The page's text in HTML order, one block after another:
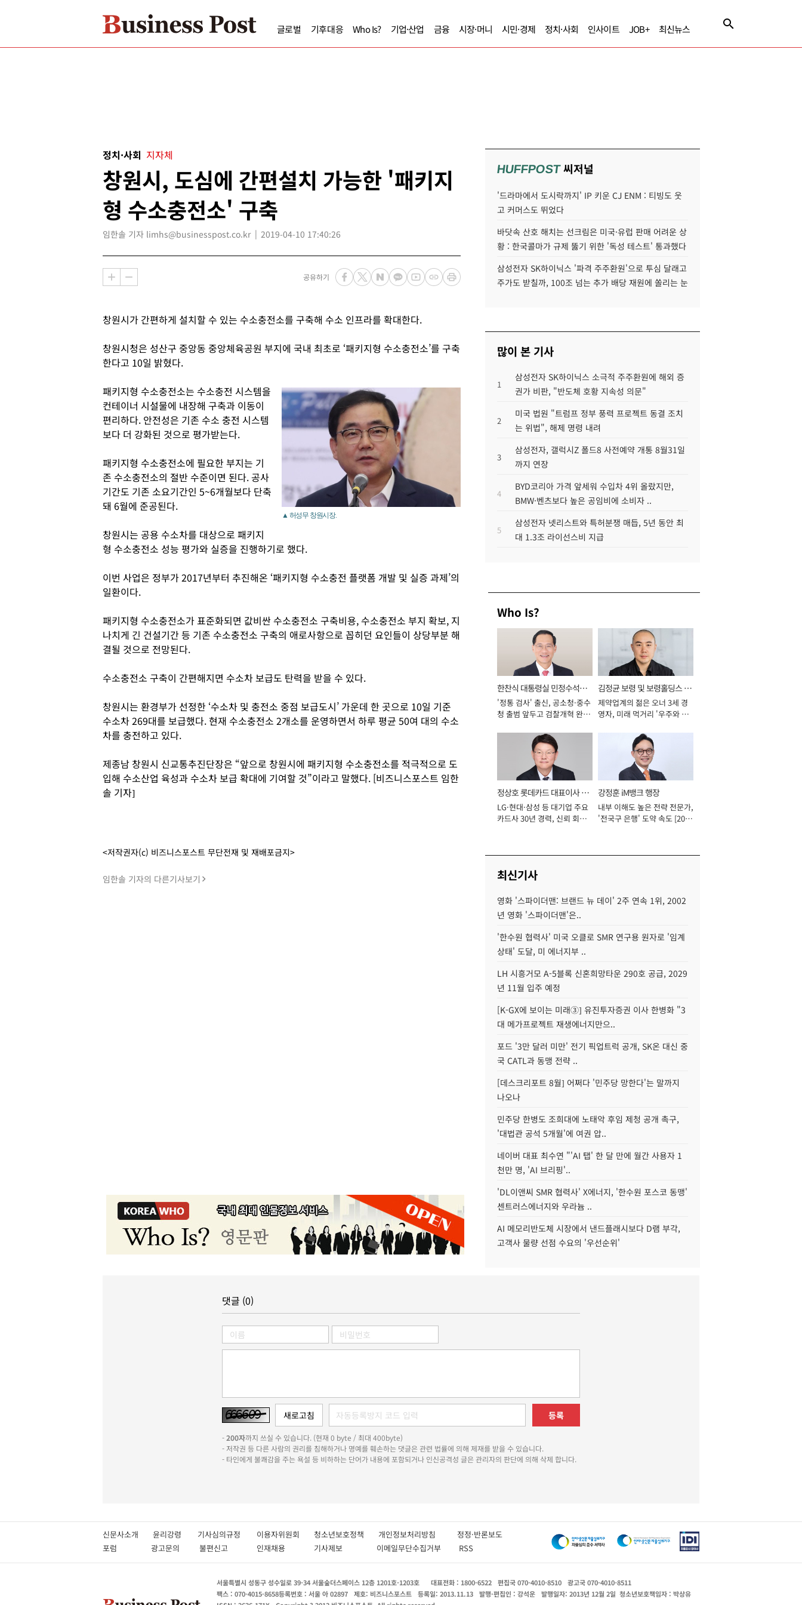
글로벌 기후대응 Who Is? 기업·산업 금융 시장·머니 시민·경제 정치·사회 인사이트 JOB+ 최신뉴스
정치·사회 지자체
창원시, 도심에 간편설치 가능한 '패키지
형 수소충전소' 구축
임한솔 기자 limhs@businesspost.co.kr 2019-04-10 17:40:26
공유하기
창원시가 간편하게 설치할 수 있는 수소충전소를 구축해 수소 인프라를 확대한다.
창원시청은 성산구 중앙동 중앙체육공원 부지에 국내 최초로 ‘패키지형 수소충전소’를 구축
한다고 10일 밝혔다.
▲ 허성무 창원시장.
패키지형 수소충전소는 수소충전 시스템을
컨테이너 시설물에 내장해 구축과 이동이
편리하다. 안전성은 기존 수소 충전 시스템
보다 더 강화된 것으로 평가받는다.
패키지형 수소충전소에 필요한 부지는 기
존 수소충전소의 절반 수준이면 된다. 공사
기간도 기존 소요기간인 5~6개월보다 단축
돼 6월에 준공된다.
창원시는 공용 수소차를 대상으로 패키지
형 수소충전소 성능 평가와 실증을 진행하기로 했다.
이번 사업은 정부가 2017년부터 추진해온 ‘패키지형 수소충전 플랫폼 개발 및 실증 과제’의
일환이다.
패키지형 수소충전소가 표준화되면 값비싼 수소충전소 구축비용, 수소충전소 부지 확보, 지
나치게 긴 건설기간 등 기존 수소충전소 구축의 애로사항으로 꼽히던 요인들이 상당부분 해
결될 것으로 전망된다.
수소충전소 구축이 간편해지면 수소차 보급도 탄력을 받을 수 있다.
창원시는 환경부가 선정한 ‘수소차 및 충전소 중점 보급도시’ 가운데 한 곳으로 10일 기준
수소차 269대를 보급했다. 현재 수소충전소 2개소를 운영하면서 하루 평균 50여 대의 수소
차를 충전하고 있다.
제종남 창원시 신교통추진단장은 “앞으로 창원시에 패키지형 수소충전소를 적극적으로 도
입해 수소산업 육성과 수소차 보급 확대에 기여할 것”이라고 말했다. [비즈니스포스트 임한
솔 기자]
<저작권자(c) 비즈니스포스트 무단전재 및 재배포금지>
임한솔 기자의 다른기사보기
HUFFPOST씨저널
'드라마에서 도시락까지' IP 키운 CJ ENM : 티빙도 웃
고 커머스도 뛰었다
바닷속 산호 해치는 선크림은 미국·유럽 판매 어려운 상
황 : 한국콜마가 규제 뚫기 위한 '독성 테스트' 통과했다
삼성전자 SK하이닉스 '파격 주주환원'으로 투심 달래고
주가도 받칠까, 100조 넘는 추가 배당 재원에 쏠리는 눈
많이 본 기사
1
삼성전자 SK하이닉스 소극적 주주환원에 해외 증
권가 비판, "반도체 호황 지속성 의문"
2
미국 법원 "트럼프 정부 풍력 프로젝트 동결 조치
는 위법", 해제 명령 내려
3
삼성전자, 갤럭시Z 폴드8 사전예약 개통 8월31일
까지 연장
4
BYD코리아 가격 앞세워 수입차 4위 올랐지만,
BMW·벤츠보다 높은 공임비에 소비자 ..
5
삼성전자 넷리스트와 특허분쟁 매듭, 5년 동안 최
대 1.3조 라이선스비 지급
Who Is?
한찬식 대통령실 민정수석비
서관
'정통 검사' 출신, 공소청·중수
청 출범 앞두고 검찰개혁 완수
김정균 보령 및 보령홀딩스 대
표이사 사장
제약업계의 젊은 오너 3세 경
영자, 미래 먹거리 '우주와 헬
정상호 롯데카드 대표이사 사
장
LG·현대·삼성 등 대기업 주요
카드사 30년 경력, 신뢰 회복
강정훈 iM뱅크 행장
내부 이해도 높은 전략 전문가,
'전국구 은행' 도약 속도 [2026
최신기사
영화 '스파이더맨: 브랜드 뉴 데이' 2주 연속 1위, 2002
년 영화 '스파이더맨'은..
'한수원 협력사' 미국 오클로 SMR 연구용 원자로 '임계
상태' 도달, 미 에너지부 ..
LH 시흥거모 A-5블록 신혼희망타운 290호 공급, 2029
년 11월 입주 예정
[K-GX에 보이는 미래③] 유진투자증권 이사 한병화 "3
대 메가프로젝트 재생에너지만으..
포드 '3만 달러 미만' 전기 픽업트럭 공개, SK온 대신 중
국 CATL과 동맹 전략 ..
[데스크리포트 8월] 어쩌다 '민주당 망한다'는 말까지
나오나
민주당 한병도 조희대에 노태악 후임 제청 공개 촉구,
'대법관 공석 5개월'에 여권 압..
네이버 대표 최수연 "'AI 탭' 한 달 만에 월간 사용자 1
천만 명, 'AI 브리핑'..
'DL이앤씨 SMR 협력사' X에너지, '한수원 포스코 동맹'
센트러스에너지와 우라늄 ..
AI 메모리반도체 시장에서 낸드플래시보다 D램 부각,
고객사 물량 선점 수요의 '우선순위'
댓글 (0)
등록
-200자까지 쓰실 수 있습니다. (현재 0 byte / 최대 400byte)
- 저작권 등 다른 사람의 권리를 침해하거나 명예를 훼손하는 댓글은 관련 법률에 의해 제재를 받을 수 있습니다.
- 타인에게 불쾌감을 주는 욕설 등 비하하는 단어가 내용에 포함되거나 인신공격성 글은 관리자의 판단에 의해 삭제 합니다.
신문사소개 윤리강령 기사심의규정 이용자위원회 청소년보호정책 개인정보처리방침 정정·반론보도
포럼
광고문의 불편신고 인재채용 기사제보 이메일무단수집거부 RSS
서울특별시 성동구 성수일로 39-34 서울숲더스페이스 12층 1201호-1203호 대표전화 : 1800-6522 편집국 070-4010-8510
광고국 070-4010-8511
팩스 : 070-4015-8658등록번호 : 서울 아 02897 제호: 비즈니스포스트 등록일: 2013.11.13 발행·편집인 : 강석운 발행일자: 2013년 12월 2일 청소년보호책임자 : 박상유